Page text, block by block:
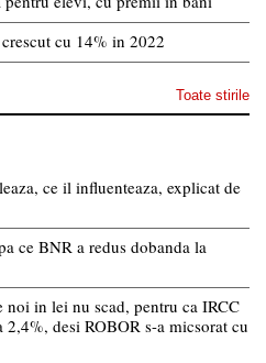
cu 14% in 2022
Toate stirile
ce il influenteaza, explicat de
ce BNR a redus dobanda la
in lei nu scad, pentru ca IRCC
desi ROBOR s-a micsorat cu